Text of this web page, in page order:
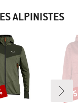
ALPINISTES
-